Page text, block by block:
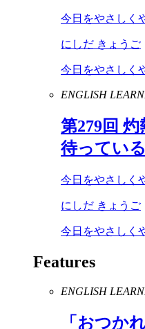
今日をやさしく
にしだ きょうご
今日をやさしく
ENGLISH
第279回
待ってい
今日をやさしく
にしだ きょうご
今日をやさしく
Features
ENGLISH
「おつか